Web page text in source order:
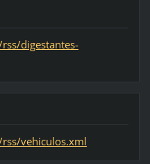
digestantes-
vehiculos.xml